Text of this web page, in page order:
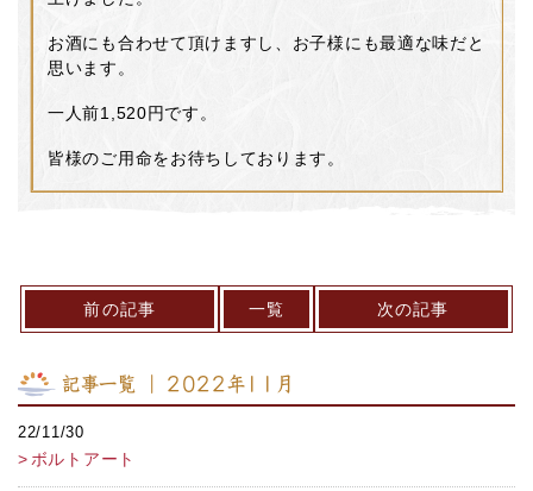
お酒にも合わせて頂けますし、お子様にも最適な味だと
思います。
一人前1,520円です。
皆様のご用命をお待ちしております。
前の記事 一覧 次の記事
記事一覧 ｜ 2022年11月
22/11/30
ボルトアート